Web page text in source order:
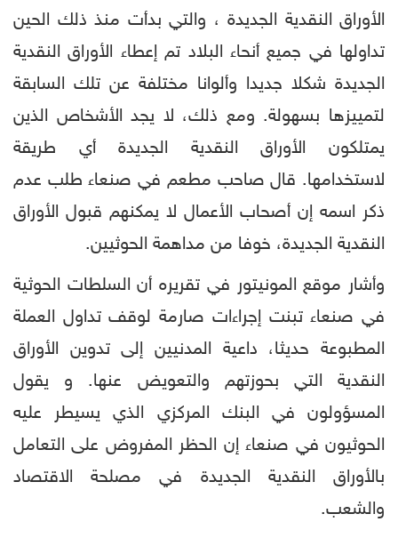
الأوراق النقدية الجديدة ، والتي بدأت منذ ذلك الحين
تداولها في جميع أنحاء البلاد تم إعطاء الأوراق النقدية
الجديدة شكلا جديدا وألوانا مختلفة عن تلك السابقة
لتمييزها بسهولة. ومع ذلك، لا يجد الأشخاص الذين
يمتلكون الأوراق النقدية الجديدة أي طريقة
لاستخدامها. قال صاحب مطعم في صنعاء طلب عدم
ذكر اسمه إن أصحاب الأعمال لا يمكنهم قبول الأوراق
النقدية الجديدة، خوفا من مداهمة الحوثيين.
وأشار موقع المونيتور في تقريره أن السلطات الحوثية
في صنعاء تبنت إجراءات صارمة لوقف تداول العملة
المطبوعة حديثا، داعية المدنيين إلى تدوين الأوراق
النقدية التي بحوزتهم والتعويض عنها. و يقول
المسؤولون في البنك المركزي الذي يسيطر عليه
الحوثيون في صنعاء إن الحظر المفروض على التعامل
بالأوراق النقدية الجديدة في مصلحة الاقتصاد
والشعب.